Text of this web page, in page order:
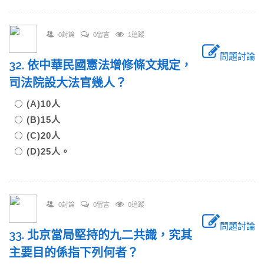
0討論 0留言 1追蹤
問題討論
32. 依中華民國憲法增修條文規定，
司法院設大法官幾人？
(A)10人
(B)15人
(C)20人
(D)25人。
0討論 0留言 0追蹤
問題討論
33. 北京當局堅持的九二共識，究其
主要目的係指下列何者？